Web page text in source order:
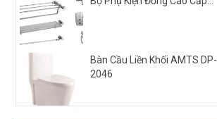
Bàn Cầu Liền Khối AMTS DP-
2046